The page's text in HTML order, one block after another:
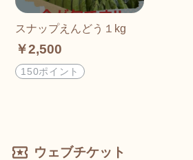
スナップえんどう１kg
￥2,500
150ポイント
ウェブチケット